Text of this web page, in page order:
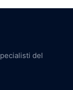
del